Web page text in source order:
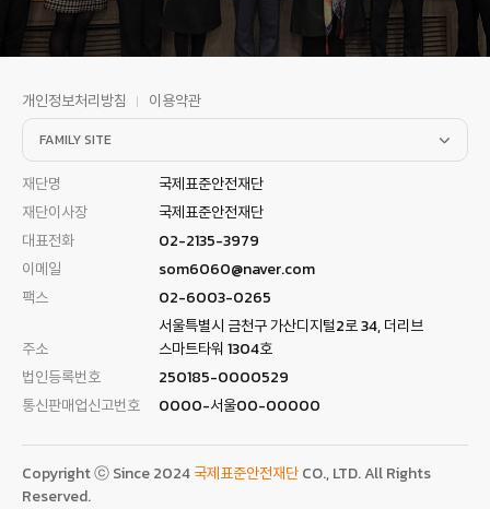
개인정보처리방침 이용약관
FAMILY SITE
재단명
국제표준안전재단
재단이사장
국제표준안전재단
대표전화
02-2135-3979
이메일
som6060@naver.com
팩스
02-6003-0265
주소
서울특별시 금천구 가산디지털2로 34, 더리브
스마트타워 1304호
법인등록번호
250185-0000529
통신판매업신고번호
0000-서울00-00000
Copyright ⓒ Since 2024국제표준안전재단CO., LTD. All Rights
Reserved.